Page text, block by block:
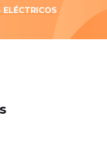
ELÉCTRICOS